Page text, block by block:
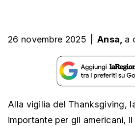
26 novembre 2025 Ansa, a
Alla vigilia del Thanksgiving,
importante per gli americani,